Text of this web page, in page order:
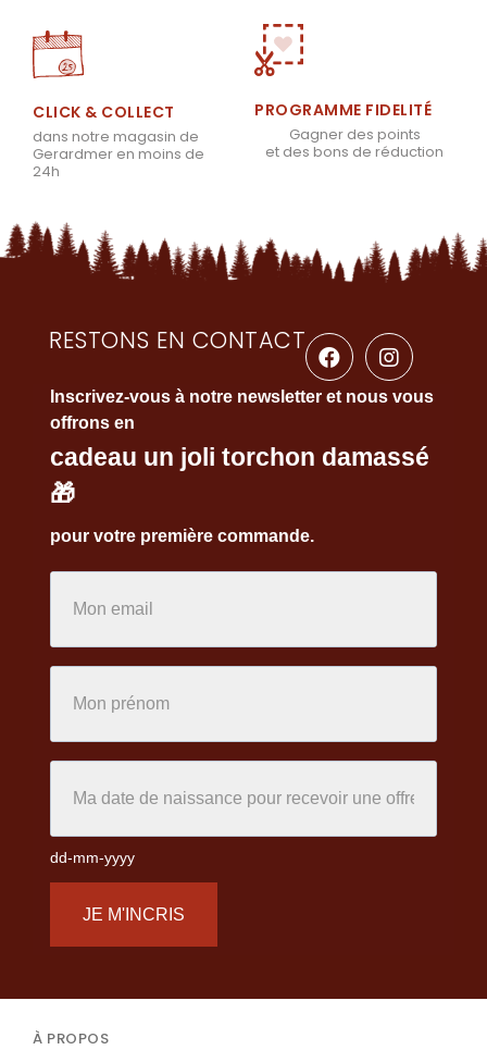
CLICK & COLLECT
dans notre magasin de
Gerardmer en moins de
24h
PROGRAMME FIDELITÉ
Gagner des points
et des bons de réduction
RESTONS EN CONTACT
Inscrivez-vous à notre newsletter et nous vous
offrons en
cadeau un joli torchon damassé
🎁
pour votre première commande.
dd-mm-yyyy
JE M'INCRIS
À PROPOS